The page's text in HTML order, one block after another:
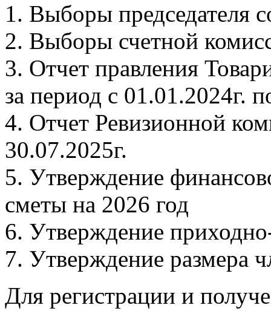
1. Выборы председателя
2. Выборы счетной
3. Отчет правления
за период с 01.01.2024г.
4. Отчет Ревизионной
30.07.2025г.
5. Утверждение
сметы на 2026 год
6. Утверждение
7. Утверждение размера
Для регистрации и